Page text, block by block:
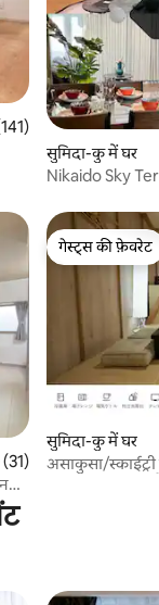
5 में से 4.95, 141
सुमिदा-कु में घर
Nikaido Sky
5 में से 5.0, 31
गेस्ट्स की फ़ेवरेट
गेस्ट्स की फ़ेवरेट
सुमिदा-कु में घर
असाकुसा/